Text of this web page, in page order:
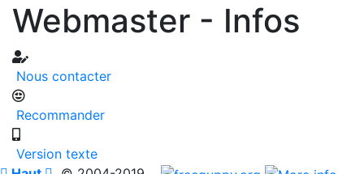
Webmaster - Infos
Nous contacter
Recommander
Version texte